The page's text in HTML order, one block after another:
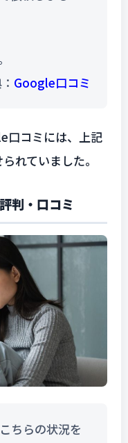
Google口コミ
口コミには、上記
れていました。
判・口コミ
ちらの状況を